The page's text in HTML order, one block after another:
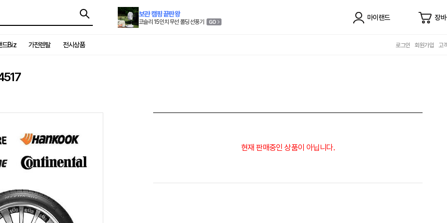
보관 캠핑 끝판왕
코슬리 15인치 무선 폴딩 선풍기
마이랜드 장
드Biz 가전렌탈 전시상품 로그인 회원가입 고
현재 판매중인 상품이 아닙니다.